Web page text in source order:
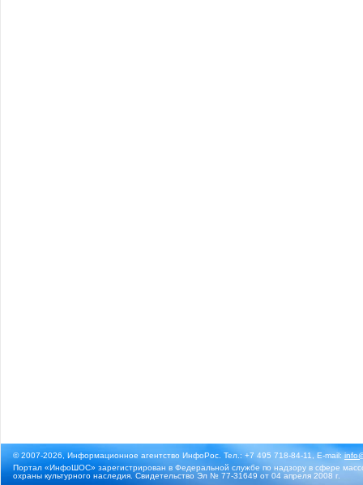
© 2007-2026, Информационное агентство ИнфоРос. Тел.: +7 495 718-84-11, E-mail:
Портал «ИнфоШОС» зарегистрирован в Федеральной службе по надзору в сфере
охраны культурного наследия. Свидетельство Эл № 77-31649 от 04 апреля 2008 г.